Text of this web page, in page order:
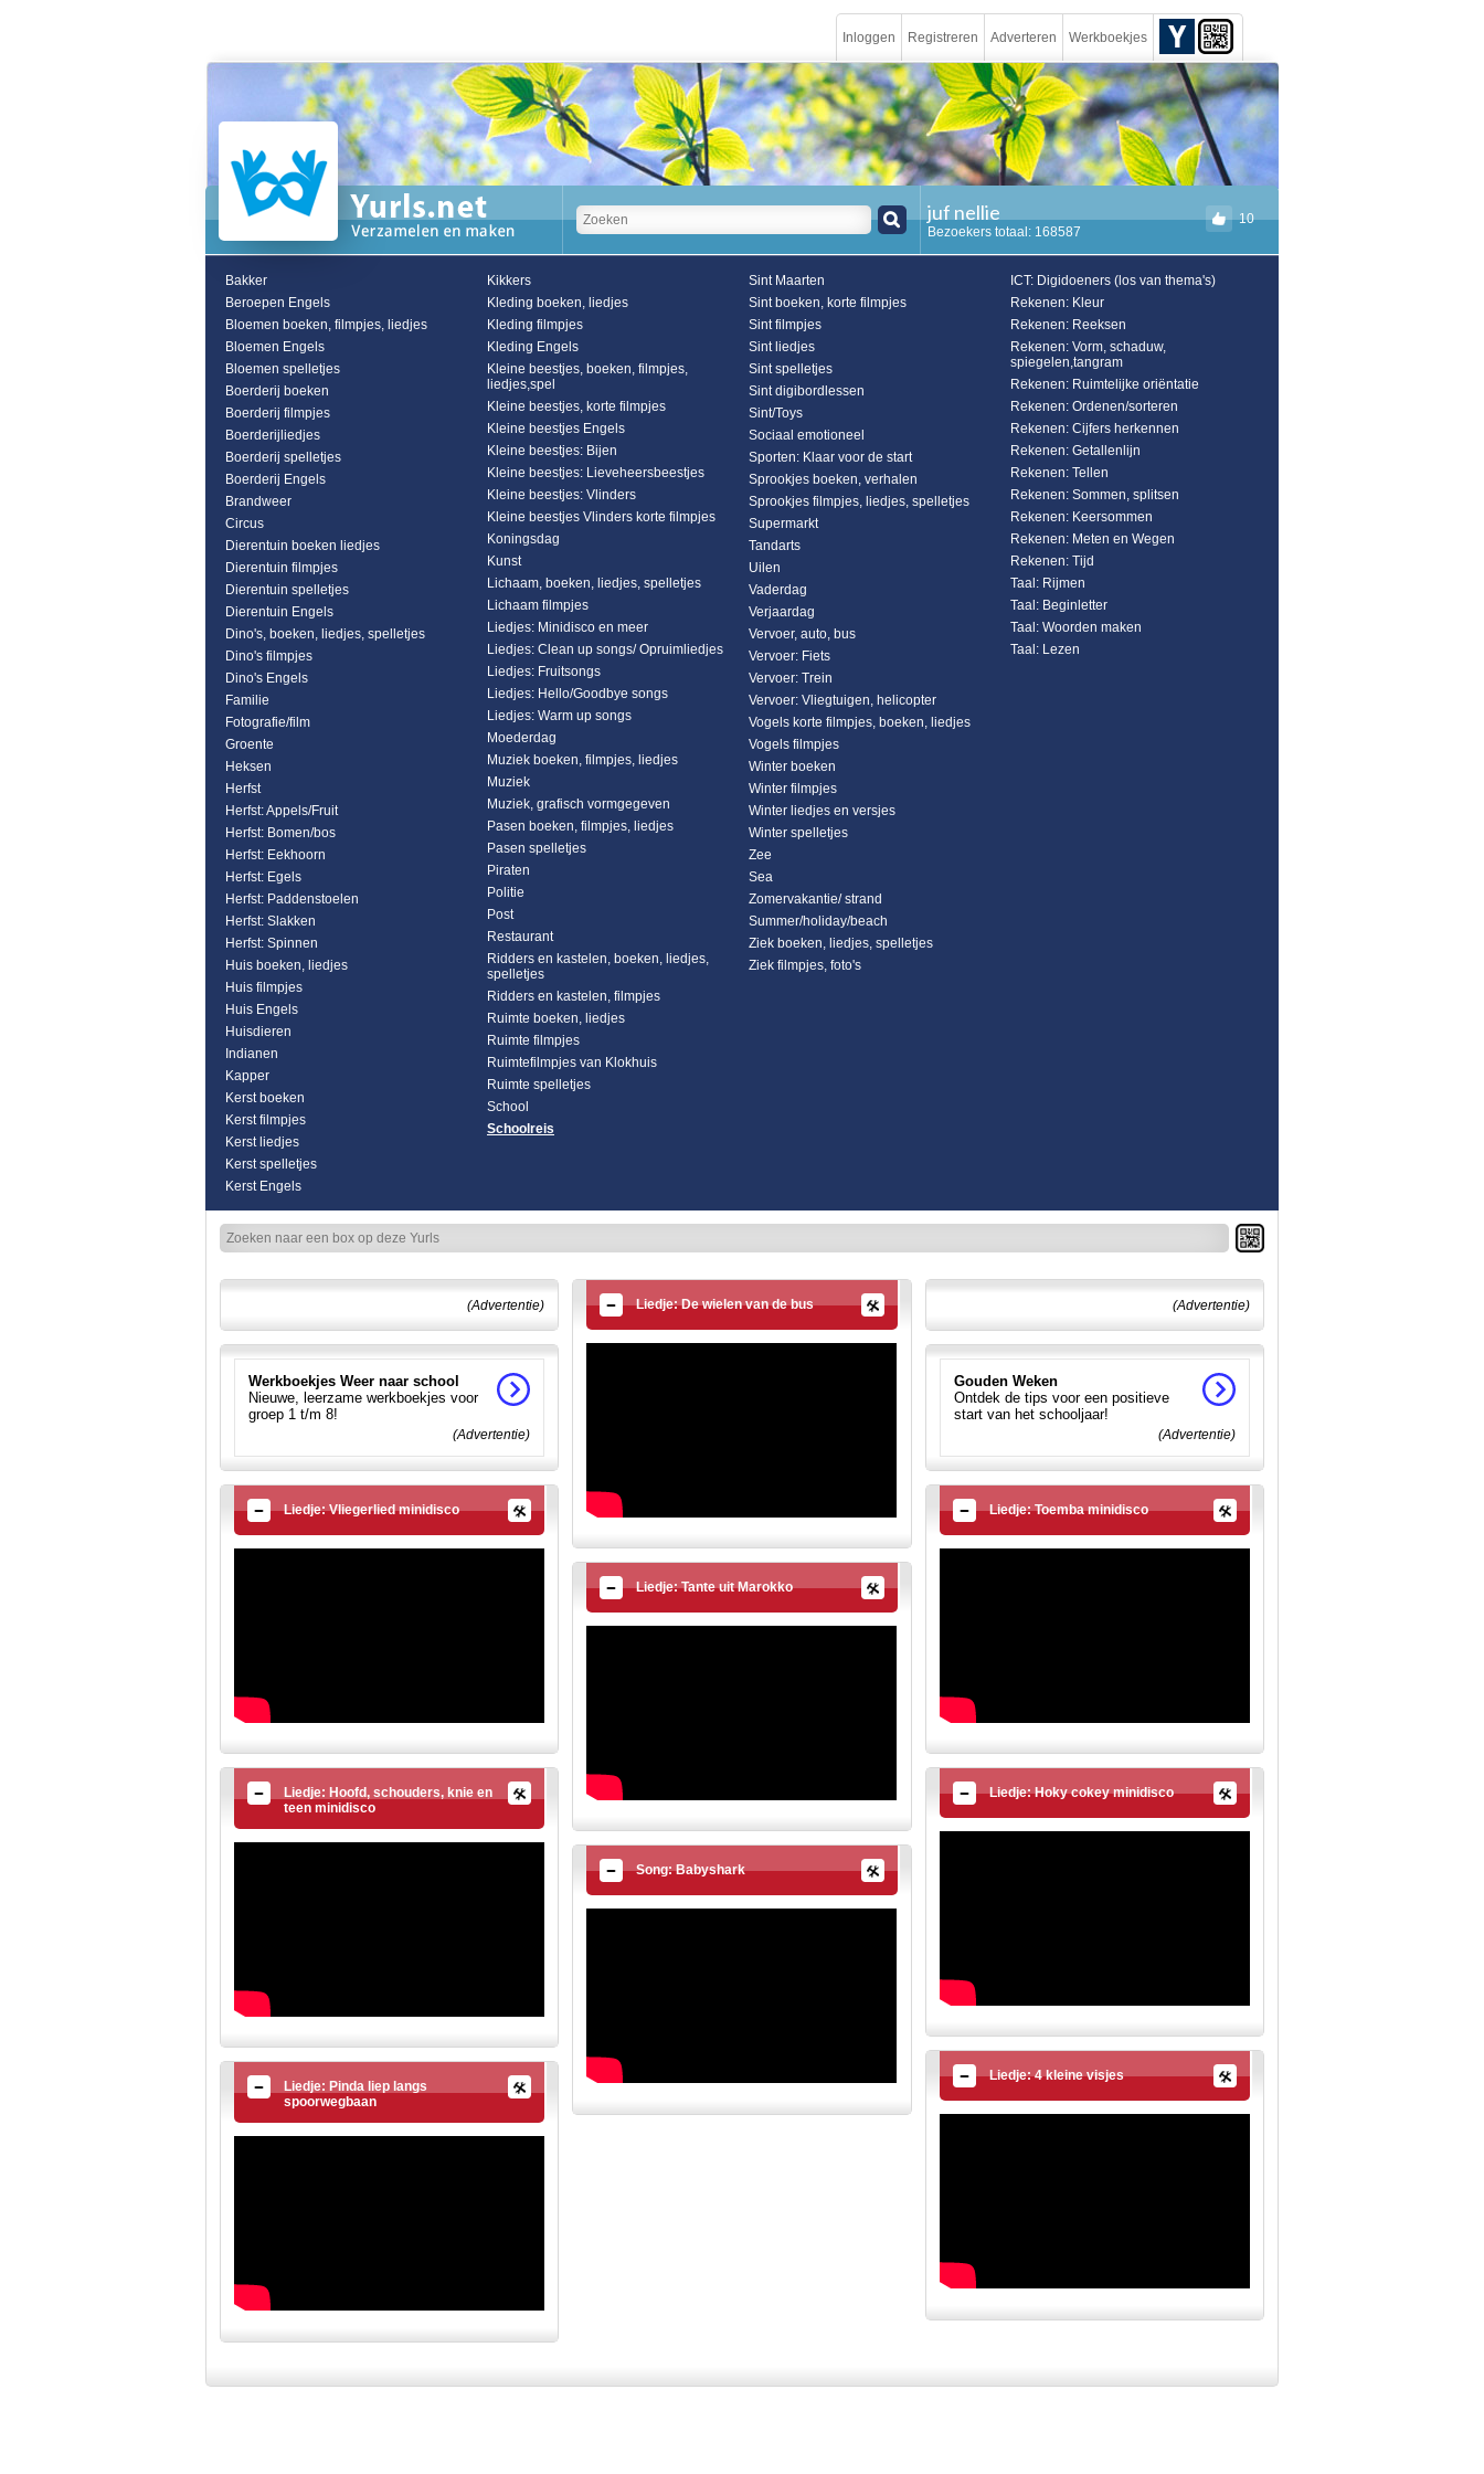
Inloggen Registreren Adverteren Werkboekjes
10
juf nellie
Bezoekers totaal: 168587
Bakker
Beroepen Engels
Bloemen boeken, filmpjes, liedjes
Bloemen Engels
Bloemen spelletjes
Boerderij boeken
Boerderij filmpjes
Boerderijliedjes
Boerderij spelletjes
Boerderij Engels
Brandweer
Circus
Dierentuin boeken liedjes
Dierentuin filmpjes
Dierentuin spelletjes
Dierentuin Engels
Dino's, boeken, liedjes, spelletjes
Dino's filmpjes
Dino's Engels
Familie
Fotografie/film
Groente
Heksen
Herfst
Herfst: Appels/Fruit
Herfst: Bomen/bos
Herfst: Eekhoorn
Herfst: Egels
Herfst: Paddenstoelen
Herfst: Slakken
Herfst: Spinnen
Huis boeken, liedjes
Huis filmpjes
Huis Engels
Huisdieren
Indianen
Kapper
Kerst boeken
Kerst filmpjes
Kerst liedjes
Kerst spelletjes
Kerst Engels
Kikkers
Kleding boeken, liedjes
Kleding filmpjes
Kleding Engels
Kleine beestjes, boeken, filmpjes,
liedjes,spel
Kleine beestjes, korte filmpjes
Kleine beestjes Engels
Kleine beestjes: Bijen
Kleine beestjes: Lieveheersbeestjes
Kleine beestjes: Vlinders
Kleine beestjes Vlinders korte filmpjes
Koningsdag
Kunst
Lichaam, boeken, liedjes, spelletjes
Lichaam filmpjes
Liedjes: Minidisco en meer
Liedjes: Clean up songs/ Opruimliedjes
Liedjes: Fruitsongs
Liedjes: Hello/Goodbye songs
Liedjes: Warm up songs
Moederdag
Muziek boeken, filmpjes, liedjes
Muziek
Muziek, grafisch vormgegeven
Pasen boeken, filmpjes, liedjes
Pasen spelletjes
Piraten
Politie
Post
Restaurant
Ridders en kastelen, boeken, liedjes,
spelletjes
Ridders en kastelen, filmpjes
Ruimte boeken, liedjes
Ruimte filmpjes
Ruimtefilmpjes van Klokhuis
Ruimte spelletjes
School
Schoolreis
Sint Maarten
Sint boeken, korte filmpjes
Sint filmpjes
Sint liedjes
Sint spelletjes
Sint digibordlessen
Sint/Toys
Sociaal emotioneel
Sporten: Klaar voor de start
Sprookjes boeken, verhalen
Sprookjes filmpjes, liedjes, spelletjes
Supermarkt
Tandarts
Uilen
Vaderdag
Verjaardag
Vervoer, auto, bus
Vervoer: Fiets
Vervoer: Trein
Vervoer: Vliegtuigen, helicopter
Vogels korte filmpjes, boeken, liedjes
Vogels filmpjes
Winter boeken
Winter filmpjes
Winter liedjes en versjes
Winter spelletjes
Zee
Sea
Zomervakantie/ strand
Summer/holiday/beach
Ziek boeken, liedjes, spelletjes
Ziek filmpjes, foto's
ICT: Digidoeners (los van thema's)
Rekenen: Kleur
Rekenen: Reeksen
Rekenen: Vorm, schaduw,
spiegelen,tangram
Rekenen: Ruimtelijke oriëntatie
Rekenen: Ordenen/sorteren
Rekenen: Cijfers herkennen
Rekenen: Getallenlijn
Rekenen: Tellen
Rekenen: Sommen, splitsen
Rekenen: Keersommen
Rekenen: Meten en Wegen
Rekenen: Tijd
Taal: Rijmen
Taal: Beginletter
Taal: Woorden maken
Taal: Lezen
(Advertentie)
Werkboekjes Weer naar school
Nieuwe, leerzame werkboekjes voor
groep 1 t/m 8!
(Advertentie)
Liedje: Vliegerlied minidisco
Liedje: Hoofd, schouders, knie en
teen minidisco
Liedje: Pinda liep langs
spoorwegbaan
Liedje: De wielen van de bus
Liedje: Tante uit Marokko
Song: Babyshark
(Advertentie)
Gouden Weken
Ontdek de tips voor een positieve
start van het schooljaar!
(Advertentie)
Liedje: Toemba minidisco
Liedje: Hoky cokey minidisco
Liedje: 4 kleine visjes